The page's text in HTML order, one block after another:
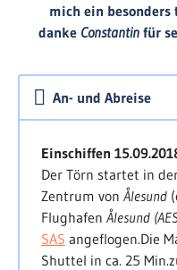
Sobald das
Norwegische See.
zur Auswahl.
Orkney Inselnsowie
sich der mögliche
über Grund. Mit dem
schützenden Hafens
Etappe bewältigt.
Rund
Canal
mich ein
danke Constantinfür
An- und Abreise
Einschiffen
Der Törn startet in
Zentrum von Ålesund
Flughafen Ålesund
SAS angeflogen.Die
Shuttel in ca. 25 Min.